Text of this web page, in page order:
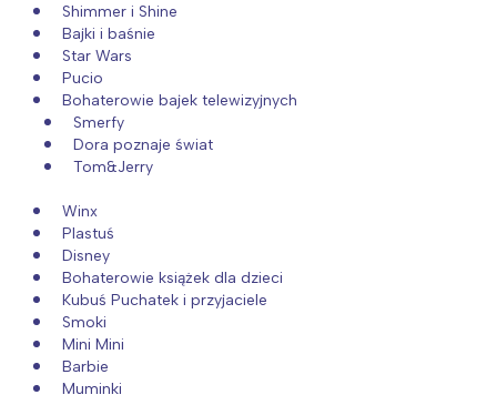
Shimmer i Shine
Bajki i baśnie
Star Wars
Pucio
Bohaterowie bajek telewizyjnych
Smerfy
Dora poznaje świat
Tom&Jerry
Winx
Plastuś
Disney
Bohaterowie książek dla dzieci
Kubuś Puchatek i przyjaciele
Smoki
Mini Mini
Barbie
Muminki